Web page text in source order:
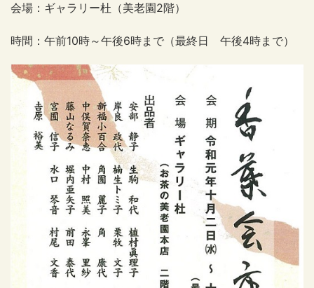
会場：ギャラリー杜（美老園2階）
時間：午前10時～午後6時まで（最終日 午後4時まで）